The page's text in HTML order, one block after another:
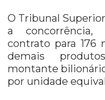
O Tribunal
a
contrato para 176
demais
montante
por unidade